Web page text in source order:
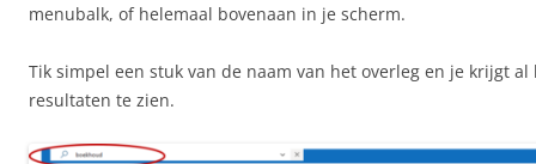
menubalk, of helemaal bovenaan in je scherm.
Tik simpel een stuk van de naam van het overleg en je krijgt al
resultaten te zien.